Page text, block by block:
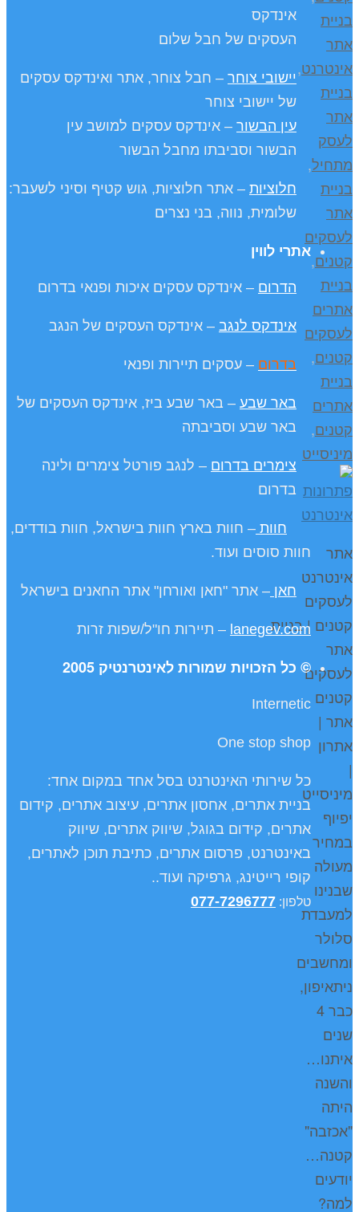
בניית
אתר
אינטרנט,
בניית
אתר
לעסק
מתחיל,
בניית
אתר
לעסקים
קטנים,
בניית
אתרים
לעסקים
קטנים,
בניית
אתרים
קטנים,
מיניסייט
אתר
אינטרנט
לעסקים
קטנים | בניית
אתר
לעסקים
קטנים
אתר |
אתרון
|
מיניסייט
יפיוף
במחיר
מעולה
שבנינו
למעבדת
סלולר
ומחשבים
ניתאיפון,
כבר 4
שנים
איתנו…
והשנה
היתה
"אכזבה"
קטנה…
יודעים
למה?
אינדקס
העסקים של חבל שלום
יישובי צוחר – חבל צוחר, אתר ואינדקס עסקים
של יישובי צוחר
עין הבשור – אינדקס עסקים למושב עין
הבשור וסביבתו מחבל הבשור
חלוציות – אתר חלוציות, גוש קטיף וסיני לשעבר:
שלומית, נווה, בני נצרים
אתרי לווין
הדרום – אינדקס עסקים איכות ופנאי בדרום
אינדקס לנגב – אינדקס העסקים של הנגב
בדרום – עסקים תיירות ופנאי
באר שבע – באר שבע ביז, אינדקס העסקים של
באר שבע וסביבתה
צימרים בדרום – לנגב פורטל צימרים ולינה
בדרום
חוות – חוות בארץ חוות בישראל, חוות בודדים,
חוות סוסים ועוד.
חאן – אתר "חאן ואורחן" אתר החאנים בישראל
lanegev.com – תיירות חו"ל/שפות זרות
© כל הזכויות שמורות לאינטרנטיק 2005
Internetic
One stop shop
כל שירותי האינטרנט בסל אחד במקום אחד:
בניית אתרים, אחסון אתרים, עיצוב אתרים, קידום
אתרים, קידום בגוגל, שיווק אתרים, שיווק
באינטרנט, פרסום אתרים, כתיבת תוכן לאתרים,
קופי רייטינג, גרפיקה ועוד..
טלפון:
077-7296777